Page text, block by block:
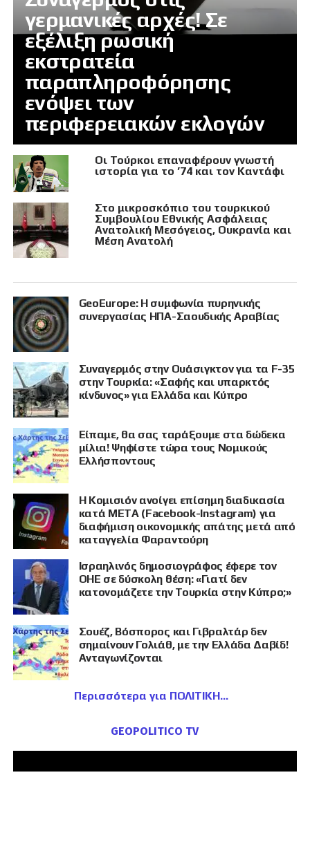
γερμανικές αρχές! Σε
εξέλιξη ρωσική
εκστρατεία
παραπληροφόρησης
ενόψει των
περιφερειακών εκλογών
Οι Τούρκοι επαναφέρουν γνωστή
ιστορία για το ’74 και τον Καντάφι
Στο μικροσκόπιο του τουρκικού
Συμβουλίου Εθνικής Ασφάλειας
Ανατολική Μεσόγειος, Ουκρανία και
Μέση Ανατολή
GeoEurope: Η συμφωνία πυρηνικής
συνεργασίας ΗΠΑ-Σαουδικής Αραβίας
Συναγερμός στην Ουάσιγκτον για τα F-35
στην Τουρκία: «Σαφής και υπαρκτός
κίνδυνος» για Ελλάδα και Κύπρο
Είπαμε, θα σας ταράξουμε στα δώδεκα
μίλια! Ψηφίστε τώρα τους Νομικούς
Ελλήσποντους
Η Κομισιόν ανοίγει επίσημη διαδικασία
κατά META (Facebook-Instagram) για
διαφήμιση οικονομικής απάτης μετά από
καταγγελία Φαραντούρη
Ισραηλινός δημοσιογράφος έφερε τον
ΟΗΕ σε δύσκολη θέση: «Γιατί δεν
κατονομάζετε την Τουρκία στην Κύπρο;»
Σουέζ, Βόσπορος και Γιβραλτάρ δεν
σημαίνουν Γολιάθ, με την Ελλάδα Δαβίδ!
Ανταγωνίζονται
Περισσότερα για ΠΟΛΙΤΙΚΗ
GEOPOLITICO TV